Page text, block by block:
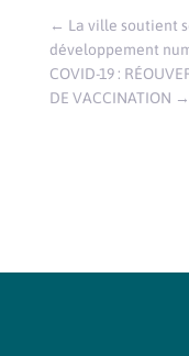
← La ville soutient
développement
COVID-19 :
DE VACCINATION →